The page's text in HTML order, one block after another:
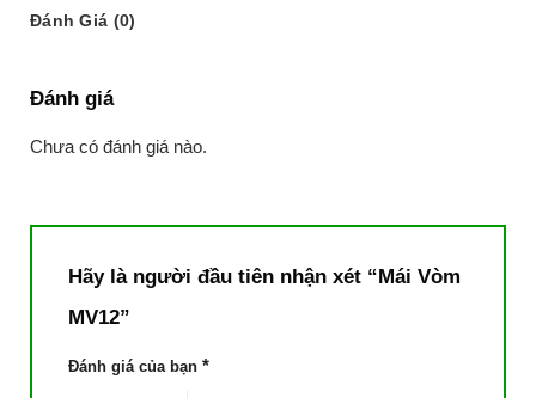
Đánh Giá (0)
Đánh giá
Chưa có đánh giá nào.
Hãy là người đầu tiên nhận xét “Mái Vòm
MV12”
Đánh giá của bạn *